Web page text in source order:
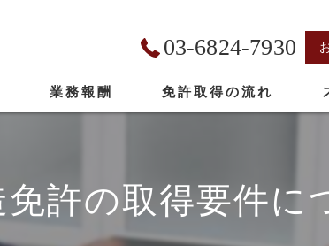
03-6824-7930
業務報酬 免許取得の流れ
許の取得要件に